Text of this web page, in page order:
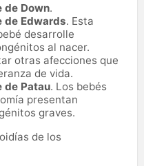
de Down.
de Edwards. Esta
desarrolle
al nacer.
otras afecciones que
de vida.
de Patau. Los bebés
presentan
graves.
de los